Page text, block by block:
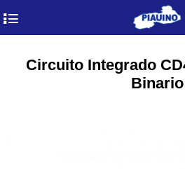
4
Circuito Integrado
Binario